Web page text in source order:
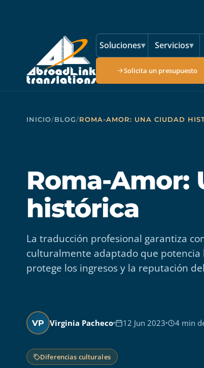
Soluciones▾ Servicios▾
Solicita un presupuesto
INICIO/BLOG/ROMA-AMOR: UNA CIUDAD
Roma-Amor:
histórica
La traducción profesional garantiza
culturalmente adaptado que
protege los ingresos y la reputación
VP Virginia Pacheco 12 Jun 2023 4 min
Diferencias culturales